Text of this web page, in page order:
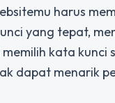
harus
yang tepat,
kata
dapat menarik